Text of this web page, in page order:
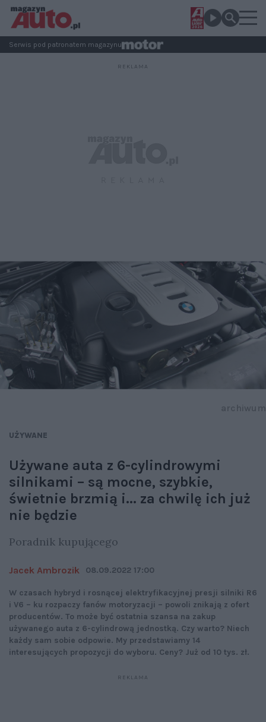
Serwis pod patronatem magazynu
UŻYWANE
Używane auta z 6-cylindrowymi
silnikami – są mocne, szybkie,
świetnie brzmią i... za chwilę ich już
nie będzie
Poradnik kupującego
Jacek Ambrozik 08.09.2022 17:00
W czasach hybryd i rosnącej elektryfikacyjnej presji silniki R6
i V6 – ku rozpaczy fanów motoryzacji – powoli znikają z ofert
producentów. To może być ostatnia szansa na zakup
używanego auta z 6-cylindrową jednostką. Czy warto? Niech
każdy sam sobie odpowie. My przedstawiamy 14
interesujących propozycji do wyboru. Ceny? Już od 10 tys. zł.